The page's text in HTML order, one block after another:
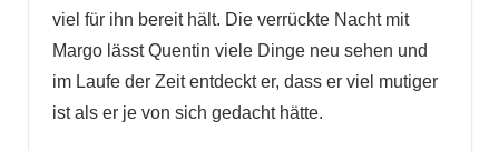
viel für ihn bereit hält. Die verrückte Nacht mit
Margo lässt Quentin viele Dinge neu sehen und
im Laufe der Zeit entdeckt er, dass er viel mutiger
ist als er je von sich gedacht hätte.